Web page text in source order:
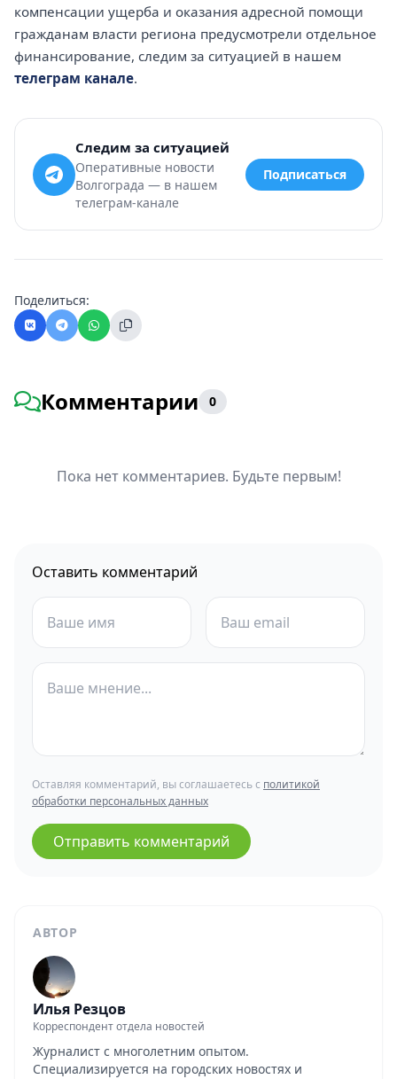
АВТОР
Илья Резцов
Корреспондент отдела новостей
Журналист с многолетним опытом.
Специализируется на городских новостях и
компенсации ущерба и оказания адресной помощи
гражданам власти региона предусмотрели отдельное
финансирование, следим за ситуацией в нашем
телеграм канале.
Следим за ситуацией
Оперативные новости
Волгограда — в нашем
телеграм-канале
Подписаться
Поделиться:
Комментарии 0
Пока нет комментариев. Будьте первым!
Оставить комментарий
Оставляя комментарий, вы соглашаетесь с политикой
обработки персональных данных
Отправить комментарий